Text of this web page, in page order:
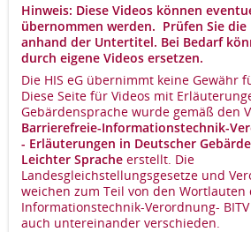
Hinweis: Diese Videos können
übernommen werden. Prüfen Sie
anhand der Untertitel. Bei Bedarf
durch eigene Videos ersetzen.
Die HIS eG übernimmt keine Gewähr
Diese Seite für Videos mit
Gebärdensprache wurde gemäß den
Barrierefreie-Informationstechnik-
- Erläuterungen in Deutscher
Leichter Sprache erstellt. Die
Landesgleichstellungsgesetze und
weichen zum Teil von den
Informationstechnik-Verordnung-
auch untereinander verschieden.